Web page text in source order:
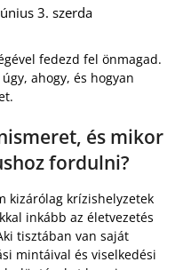
3. szerda
fedezd fel önmagad.
ahogy, és hogyan
és mikor
fordulni?
kizárólag krízishelyzetek
inkább az életvezetés
tisztában van saját
mintáival és viselkedési